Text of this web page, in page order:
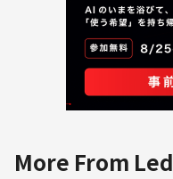
More From